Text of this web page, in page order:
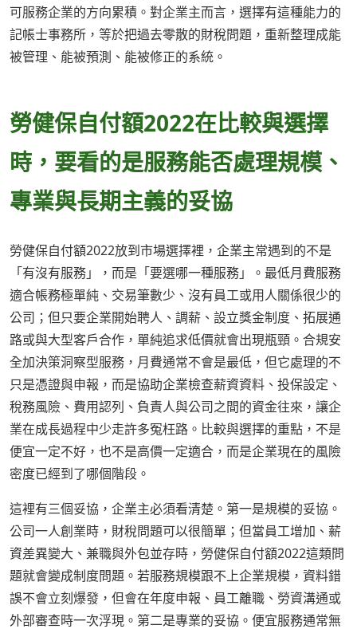
可服務企業的方向累積。對企業主而言，選擇有這種能力的
記帳士事務所，等於把過去零散的財稅問題，重新整理成能
被管理、能被預測、能被修正的系統。
勞健保自付額2022在比較與選擇
時，要看的是服務能否處理規模、
專業與長期主義的妥協
勞健保自付額2022放到市場選擇裡，企業主常遇到的不是
「有沒有服務」，而是「要選哪一種服務」。最低月費服務
適合帳務極單純、交易筆數少、沒有員工或用人關係很少的
公司；但只要企業開始聘人、調薪、設立獎金制度、拓展通
路或與大型客戶合作，單純追求低價就會出現瓶頸。合規安
全加決策洞察型服務，月費通常不會是最低，但它處理的不
只是憑證與申報，而是協助企業檢查薪資資料、投保設定、
稅務風險、費用認列、負責人與公司之間的資金往來，讓企
業在成長過程中少走許多冤枉路。比較與選擇的重點，不是
便宜一定不好，也不是高價一定適合，而是企業現在的風險
密度已經到了哪個階段。
這裡有三個妥協，企業主必須看清楚。第一是規模的妥協。
公司一人創業時，財稅問題可以很簡單；但當員工增加、薪
資差異變大、兼職與外包並存時，勞健保自付額2022這類問
題就會變成制度問題。若服務規模跟不上企業規模，資料錯
誤不會立刻爆發，但會在年度申報、員工離職、勞資溝通或
外部審查時一次浮現。第二是專業的妥協。便宜服務通常無